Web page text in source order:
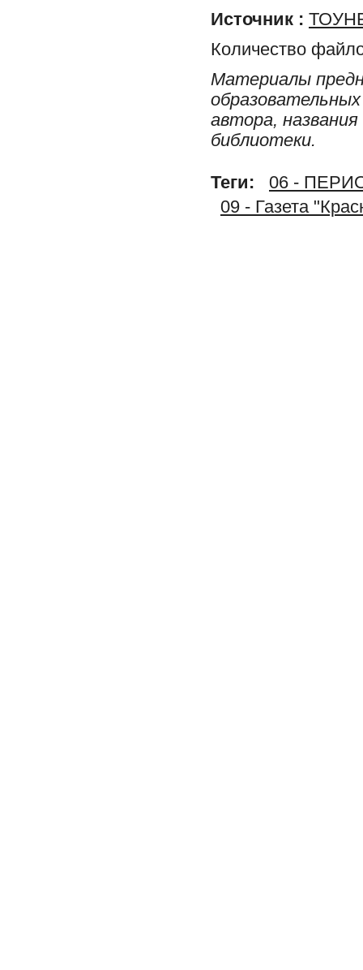
Источник :
Количество
Материалы
автора,
библиотеки.
Теги:
06 -
09 - Газета